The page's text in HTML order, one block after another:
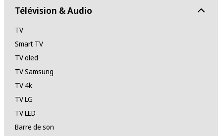
Télévision & Audio
TV
Smart TV
TV oled
TV Samsung
TV 4k
TV LG
TV LED
Barre de son